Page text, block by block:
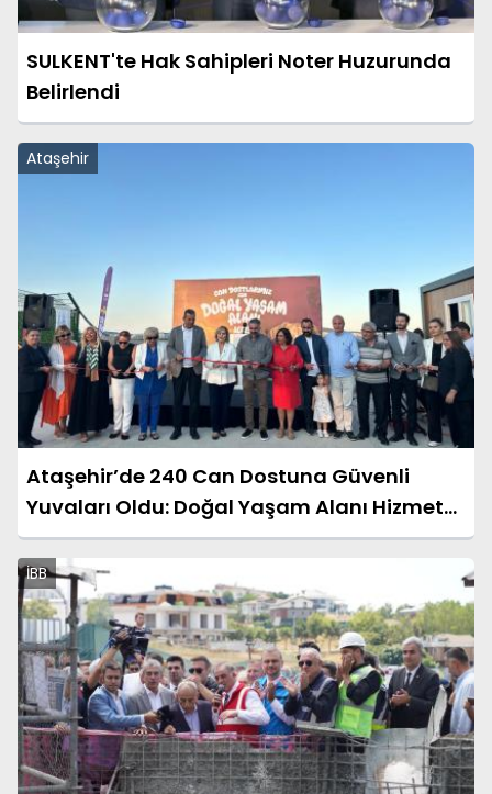
SULKENT'te Hak Sahipleri Noter Huzurunda
Belirlendi
Ataşehir
Ataşehir’de 240 Can Dostuna Güvenli
Yuvaları Oldu: Doğal Yaşam Alanı Hizmete
Açıldı
İBB